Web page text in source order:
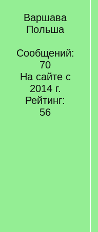
Варшава
Польша
Сообщений:
70
На сайте с
2014 г.
Рейтинг:
56